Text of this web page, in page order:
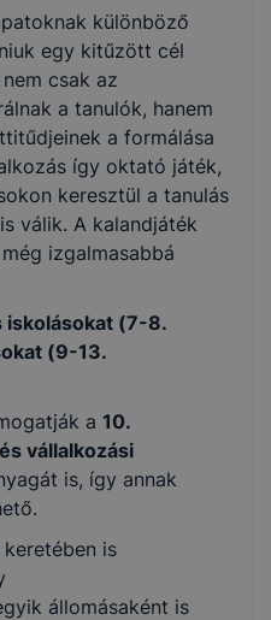
különböző
egy kitűzött cél
csak az
a tanulók, hanem
a formálása
így oktató játék,
keresztül a tanulás
válik. A kalandjáték
izgalmasabbá
iskolásokat (7-8.
(9-13.
a 10.
vállalkozási
is, így annak
keretében is
állomásaként is